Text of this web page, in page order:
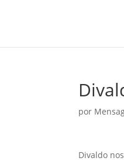
por
Divaldo